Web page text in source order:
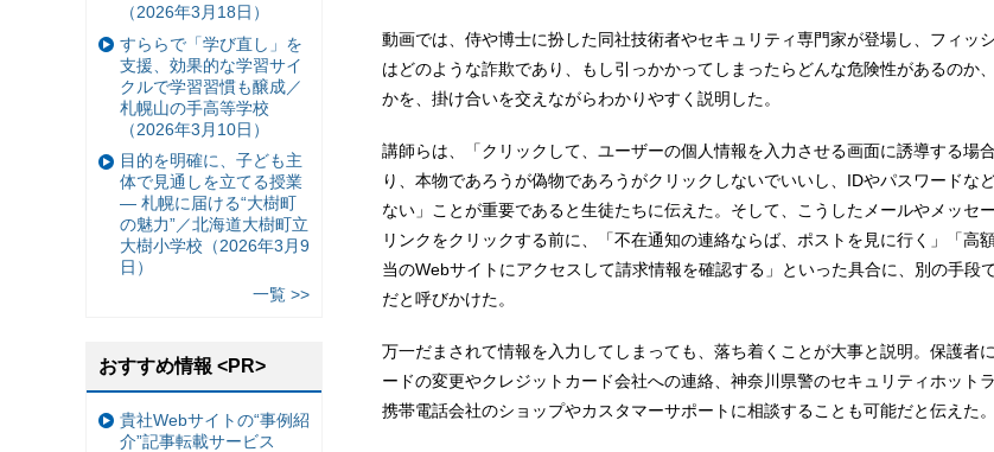
動画では、侍や博士に扮した同社技術者やセキュリティ専門家が登場し、フィッ
はどのような詐欺であり、もし引っかかってしまったらどんな危険性があるのか
かを、掛け合いを交えながらわかりやすく説明した。
講師らは、「クリックして、ユーザーの個人情報を入力させる画面に誘導する場
り、本物であろうが偽物であろうがクリックしないでいいし、IDやパスワードな
ない」ことが重要であると生徒たちに伝えた。そして、こうしたメールやメッセ
リンクをクリックする前に、「不在通知の連絡ならば、ポストを見に行く」「高
当のWebサイトにアクセスして請求情報を確認する」といった具合に、別の手段
だと呼びかけた。
万一だまされて情報を入力してしまっても、落ち着くことが大事と説明。保護者
ードの変更やクレジットカード会社への連絡、神奈川県警のセキュリティホット
携帯電話会社のショップやカスタマーサポートに相談することも可能だと伝えた。
（2026年3月18日）
すららで「学び直し」を
支援、効果的な学習サイ
クルで学習習慣も醸成／
札幌山の手高等学校
（2026年3月10日）
目的を明確に、子ども主
体で見通しを立てる授業
— 札幌に届ける“大樹町
の魅力”／北海道大樹町立
大樹小学校（2026年3月9
日）
一覧 >>
おすすめ情報 <PR>
貴社Webサイトの“事例紹
介”記事転載サービス